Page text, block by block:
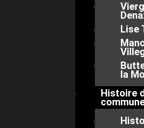
Lise
la
Histoire